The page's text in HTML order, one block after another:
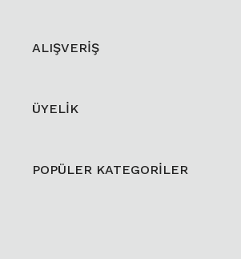
ALIŞVERİŞ
ÜYELİK
POPÜLER KATEGORİLER